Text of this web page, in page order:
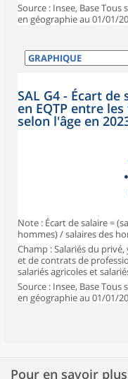
Source : Insee, Base
en géographie au 01/01/
SAL G4 - Écart
en EQTP entre
selon l'âge en
Note : Écart de salaire =
hommes) / salaires des
Champ : Salariés du
et de contrats de
salariés agricoles et
Source : Insee, Base
en géographie au 01/01/
Pour en savoir plus